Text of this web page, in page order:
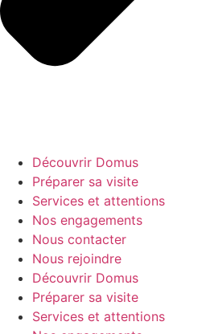
Découvrir Domus
Préparer sa visite
Services et attentions
Nos engagements
Nous contacter
Nous rejoindre
Découvrir Domus
Préparer sa visite
Services et attentions